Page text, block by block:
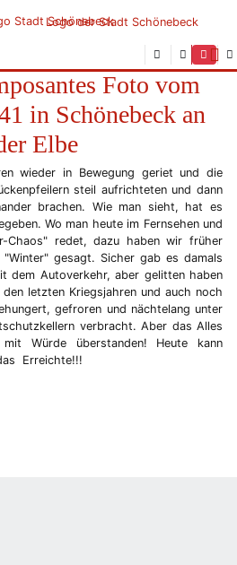
Logo der Stadt Schönebeck
Startseite
Rathaus
Foto vom
in Schönebeck an
Elbe
wieder in Bewegung geriet und die
steil aufrichteten und dann
brachen. Wie man sieht, hat es
Wo man heute im Fernsehen und
Chaos" redet, dazu haben wir früher
gesagt. Sicher gab es damals
dem Autoverkehr, aber gelitten haben
letzten Kriegsjahren und auch noch
gefroren und nächtelang unter
verbracht. Aber das Alles
Würde überstanden! Heute kann
Erreichte!!!